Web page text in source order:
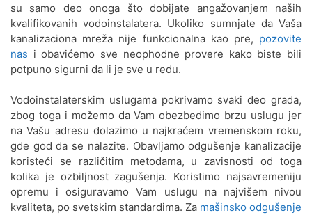
Odgušenje kanalizacije Čukarica
Odgušenje kanalizacije Dedinje
Odgušenje kanalizacije Dorćol
Odgušenje kanalizacije
Dušanovac
Odgušenje kanalizacije Filmski
grad
Odgušenje kanalizacije Galenika
su samo deo onoga što dobijate angažovanjem naših
kvalifikovanih vodoinstalatera. Ukoliko sumnjate da Vaša
kanalizaciona mreža nije funkcionalna kao pre, pozovite
nas i obavićemo sve neophodne provere kako biste bili
potpuno sigurni da li je sve u redu.
Vodoinstalaterskim uslugama pokrivamo svaki deo grada,
zbog toga i možemo da Vam obezbedimo brzu uslugu jer
na Vašu adresu dolazimo u najkraćem vremenskom roku,
gde god da se nalazite. Obavljamo odgušenje kanalizacije
koristeći se različitim metodama, u zavisnosti od toga
kolika je ozbiljnost zagušenja. Koristimo najsavremeniju
opremu i osiguravamo Vam uslugu na najvišem nivou
kvaliteta, po svetskim standardima. Za mašinsko odgušenje